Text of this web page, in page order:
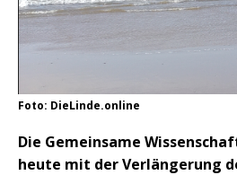
Foto: DieLinde.online
Die Gemeinsame
heute mit der Verlängerung